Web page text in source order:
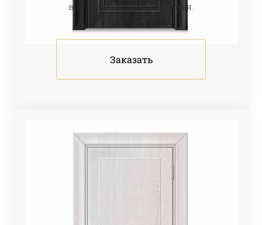
высококачественного сырья.
Заказать